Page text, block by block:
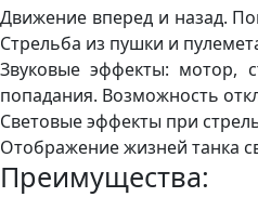
Движение вперед и назад.
Стрельба из пушки и
Звуковые эффекты: мотор,
попадания. Возможность
Световые эффекты при
Отображение жизней танка
Преимущества: